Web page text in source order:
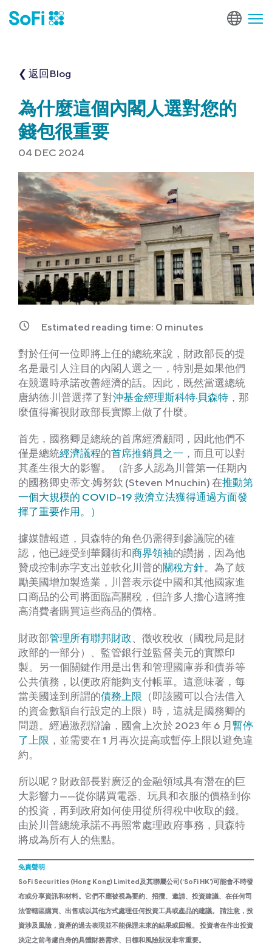
❮ 返回Blog
為什麼這個內閣人選對您的
錢包很重要
04 DEC 2024
Estimated reading time: 0 minutes
對於任何一位即將上任的總統來說，財政部長的提
名是最引人注目的內閣人選之一，特別是如果他們
在競選時承諾改善經濟的話。因此，既然當選總統
唐納德·川普選擇了對沖基金經理斯科特·貝森特 ，那
麼值得審視財政部長實際上做了什麼。
首先，國務卿是總統的首席經濟顧問，因此他們不
僅是總統經濟議程的首席推銷員之一 ，而且可以對
其產生很大的影響。 （許多人認為川普第一任期內
的國務卿史蒂文·姆努欽 (Steven Mnuchin) 在推動第
一個大規模的 COVID-19 救濟立法獲得通過方面發
揮了重要作用。）
據媒體報道，貝森特的角色仍需得到參議院的確
認，他已經受到華爾街和商界領袖的讚揚，因為他
贊成控制赤字支出並軟化川普的關稅方針。為了鼓
勵美國增加製造業，川普表示從中國和其他國家進
口商品的公司將面臨高關稅，但許多人擔心這將推
高消費者購買這些商品的價格。
財政部管理所有聯邦財政 、徵收稅收（國稅局是財
政部的一部分）、監管銀行並監督美元的實際印
製。另一個關鍵作用是出售和管理國庫券和債券等
公共債務，以便政府能夠支付帳單。這意味著，每
當美國達到所謂的債務上限 （即該國可以合法借入
的資金數額自行設定的上限）時，這就是國務卿的
問題。經過激烈辯論，國會上次於 2023 年 6 月暫停
了上限 ，並需要在 1 月再次提高或暫停上限以避免違
約。
所以呢？財政部長對廣泛的金融領域具有潛在的巨
大影響力——從你購買電器、玩具和衣服的價格到你
的投資，再到政府如何使用從所得稅中收取的錢。
由於川普總統承諾不再照常處理政府事務，貝森特
將成為所有人的焦點。
免責聲明
SoFi Securities (Hong Kong) Limited及其聯屬公司(‘SoFi HK’)可能會不時發
布或分享資訊和材料。它們不應被視為要約、招攬、邀請、投資建議、在任何司
法管轄區購買、出售或以其他方式處理任何投資工具或產品的建議。 請注意，投
資涉及風險，資產的過去表現並不能保證未來的結果或回報。 投資者在作出投資
決定之前考慮自身的具體財務需求、目標和風險狀況非常重要。